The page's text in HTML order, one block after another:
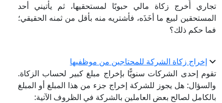
تجاري أُخرج زكاة مالي حبوبًا لمستحقيها، ثم يأتيني أحد
المستحقين لبيع ما أخَذَه، فأشتريه منه بأقل من ثمنه الحقيقي؛
فما حكم ذلك؟
إخراج زكاة الشركة للمحتاجين من موظفيها
تقوم إحدى الشركات سنويًّا بإخراج مبلغ كبير لحساب الزكاة.
والسؤال: هل يجوز للشركة إخراج جزء من هذا المبلغ أو المبلغ
بالكامل لصالح بعض العاملين بالشركة في الظروف الآتية: